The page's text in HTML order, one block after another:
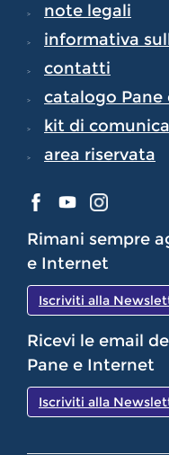
note legali
informativa
contatti
catalogo
kit di
area riservata
Rimani sempre
e Internet
Iscriviti alla
Ricevi le email
Pane e Internet
Iscriviti alla